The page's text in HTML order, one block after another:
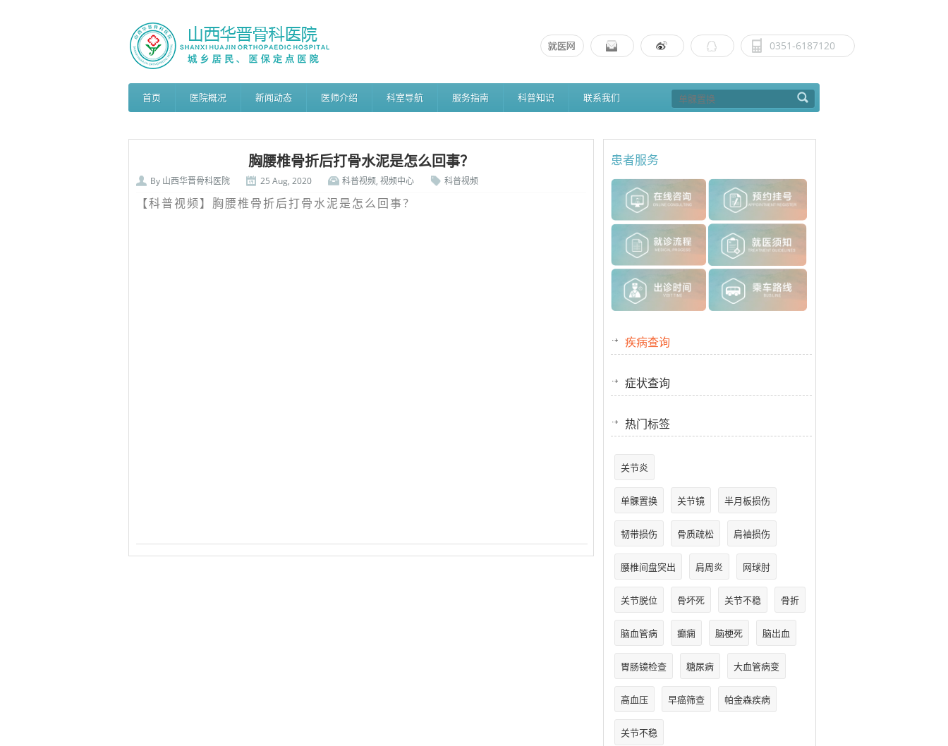
0351-6187120
首页 医院概况 新闻动态 医师介绍 科室导航 服务指南 科普知识 联系我们
胸腰椎骨折后打骨水泥是怎么回事？
By 山西华晋骨科医院 25 Aug, 2020 科普视频, 视频中心 科普视频
【科普视频】胸腰椎骨折后打骨水泥是怎么回事？
患者服务
疾病查询
症状查询
热门标签
关节炎
单髁置换 关节镜 半月板损伤
韧带损伤 骨质疏松 肩袖损伤
腰椎间盘突出 肩周炎 网球肘
关节脱位 骨坏死 关节不稳 骨折
脑血管病 癫痫 脑梗死 脑出血
胃肠镜检查 糖尿病 大血管病变
高血压 早癌筛查 帕金森疾病
关节不稳